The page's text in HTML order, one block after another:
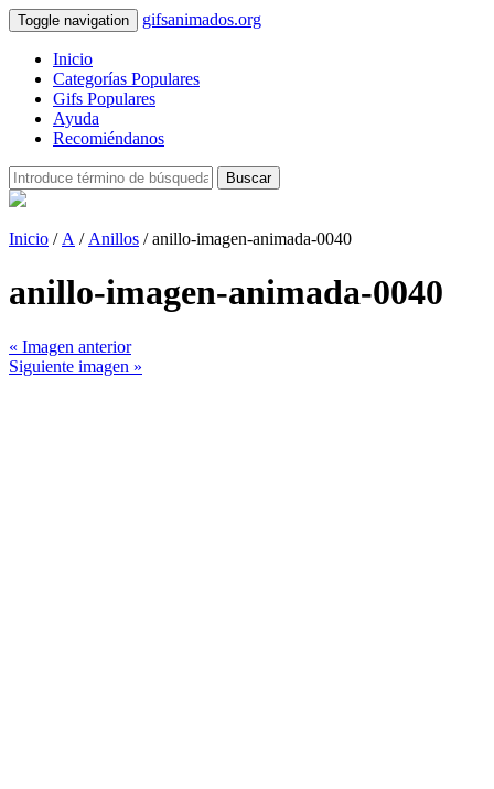
Toggle navigation gifsanimados.org
Inicio
Categorías Populares
Gifs Populares
Ayuda
Recomiéndanos
Buscar
Inicio / A / Anillos / anillo-imagen-animada-0040
anillo-imagen-animada-0040
« Imagen anterior
Siguiente imagen »